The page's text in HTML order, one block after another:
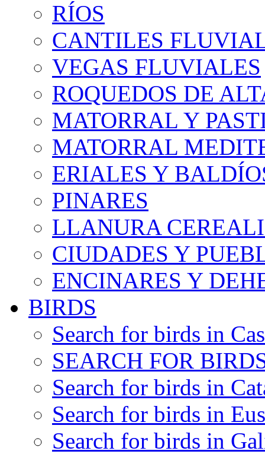
RÍOS
CANTILES
VEGAS FLUVIALES
ROQUEDOS DE
MATORRAL Y
MATORRAL
ERIALES Y
PINARES
LLANURA
CIUDADES Y
ENCINARES Y
BIRDS
Search for birds in
SEARCH FOR
Search for birds in
Search for birds in
Search for birds in